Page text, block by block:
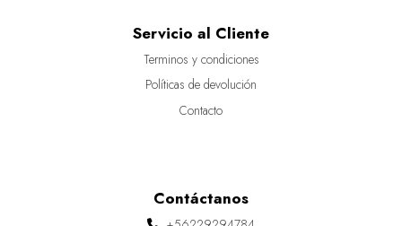
Servicio al Cliente
Terminos y condiciones
Políticas de devolución
Contacto
Contáctanos